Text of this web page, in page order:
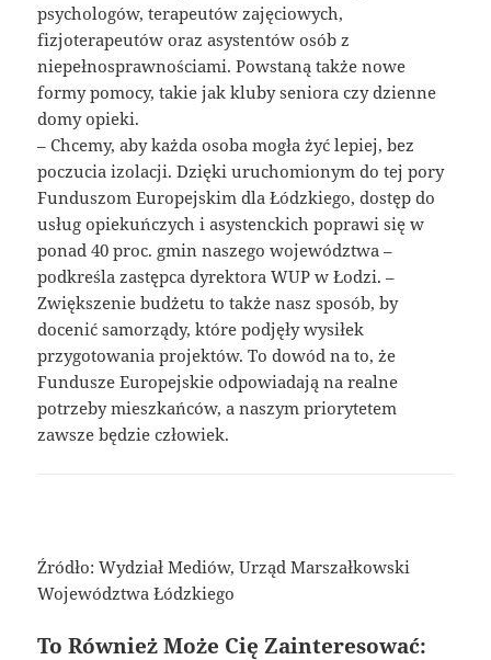
psychologów, terapeutów zajęciowych,
fizjoterapeutów oraz asystentów osób z
niepełnosprawnościami. Powstaną także nowe
formy pomocy, takie jak kluby seniora czy dzienne
domy opieki.
– Chcemy, aby każda osoba mogła żyć lepiej, bez
poczucia izolacji. Dzięki uruchomionym do tej pory
Funduszom Europejskim dla Łódzkiego, dostęp do
usług opiekuńczych i asystenckich poprawi się w
ponad 40 proc. gmin naszego województwa –
podkreśla zastępca dyrektora WUP w Łodzi. –
Zwiększenie budżetu to także nasz sposób, by
docenić samorządy, które podjęły wysiłek
przygotowania projektów. To dowód na to, że
Fundusze Europejskie odpowiadają na realne
potrzeby mieszkańców, a naszym priorytetem
zawsze będzie człowiek.
Źródło: Wydział Mediów, Urząd Marszałkowski
Województwa Łódzkiego
To Również Może Cię Zainteresować: